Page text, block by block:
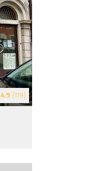
4.9 (119)